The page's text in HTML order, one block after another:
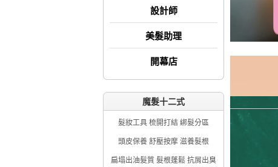
設計師
美髮助理
開幕店
魔髮十二式
髮妝工具 梳開打結 綁髮分區
頭皮保養 舒壓按摩 滋養髮根
扁塌出油髮質 髮根蓬鬆 抗屑出臭